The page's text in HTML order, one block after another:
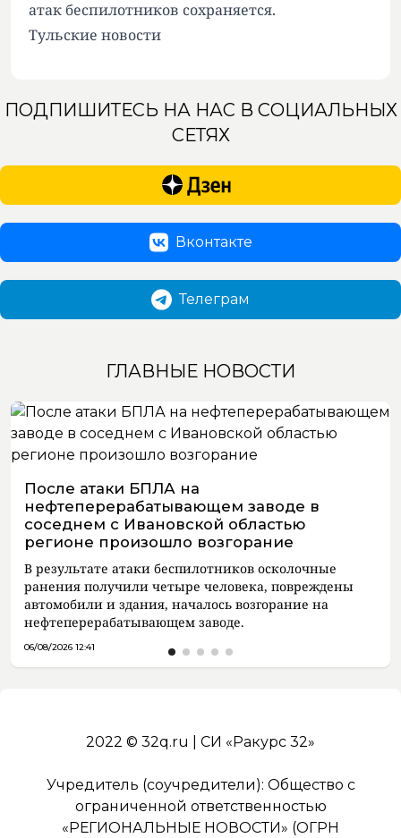
атак беспилотников сохраняется.
Тульские новости
ПОДПИШИТЕСЬ НА НАС В СОЦИАЛЬНЫХ
СЕТЯХ
Вконтакте
Телеграм
ГЛАВНЫЕ НОВОСТИ
После атаки БПЛА на
нефтеперерабатывающем заводе в
соседнем с Ивановской областью
регионе произошло возгорание
В результате атаки беспилотников осколочные
ранения получили четыре человека, повреждены
автомобили и здания, началось возгорание на
нефтеперерабатывающем заводе.
06/08/2026 12:41
2022 © 32q.ru | СИ «Ракурс 32»
Учредитель (соучредители): Общество с
ограниченной ответственностью
«РЕГИОНАЛЬНЫЕ НОВОСТИ» (ОГРН